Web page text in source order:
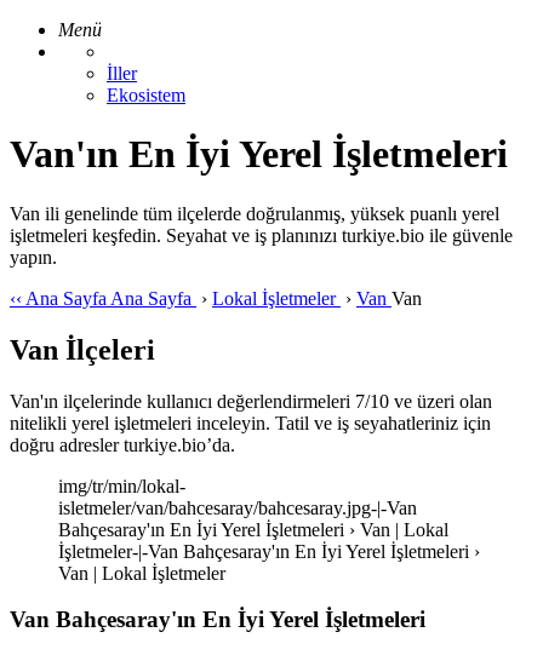
Menü
İller
Ekosistem
Van'ın En İyi Yerel İşletmeleri
Van ili genelinde tüm ilçelerde doğrulanmış, yüksek puanlı yerel
işletmeleri keşfedin. Seyahat ve iş planınızı turkiye.bio ile güvenle
yapın.
‹‹ Ana Sayfa Ana Sayfa › Lokal İşletmeler › Van Van
Van İlçeleri
Van'ın ilçelerinde kullanıcı değerlendirmeleri 7/10 ve üzeri olan
nitelikli yerel işletmeleri inceleyin. Tatil ve iş seyahatleriniz için
doğru adresler turkiye.bio’da.
img/tr/min/lokal-
isletmeler/van/bahcesaray/bahcesaray.jpg-|-Van
Bahçesaray'ın En İyi Yerel İşletmeleri › Van | Lokal
İşletmeler-|-Van Bahçesaray'ın En İyi Yerel İşletmeleri ›
Van | Lokal İşletmeler
Van Bahçesaray'ın En İyi Yerel İşletmeleri